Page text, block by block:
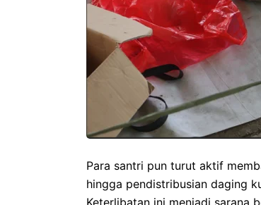
Para santri pun turut aktif
hingga pendistribusian daging
Keterlibatan ini menjadi sarana